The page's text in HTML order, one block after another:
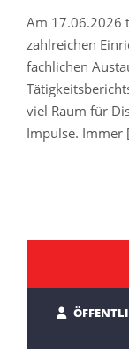
Am 17.06.2026
zahlreichen
fachlichen
viel Raum für
Impulse. Immer